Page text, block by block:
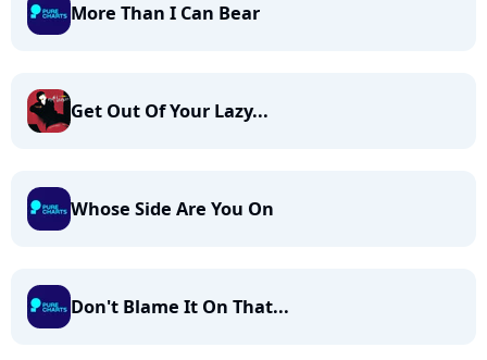
More Than I Can Bear
Get Out Of Your Lazy...
Whose Side Are You On
Don't Blame It On That...